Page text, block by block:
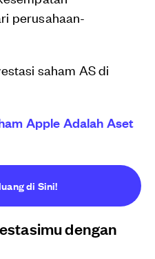
perusahaan-
saham AS di
Apple Adalah Aset
di Sini!
dengan